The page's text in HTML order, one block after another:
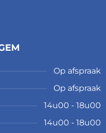
Op afspraak
Op afspraak
14u00 - 18u00
14u00 - 18u00